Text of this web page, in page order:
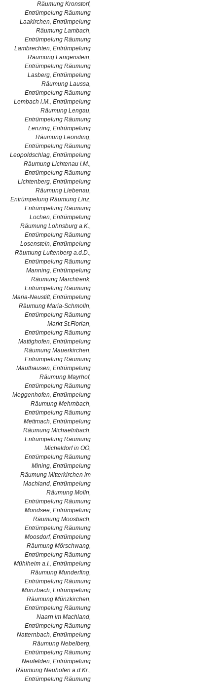
Räumung Kronstorf,
Entrümpelung Räumung
Laakirchen, Entrümpelung
Räumung Lambach,
Entrümpelung Räumung
Lambrechten, Entrümpelung
Räumung Langenstein,
Entrümpelung Räumung
Lasberg, Entrümpelung
Räumung Laussa,
Entrümpelung Räumung
Lembach i.M., Entrümpelung
Räumung Lengau,
Entrümpelung Räumung
Lenzing, Entrümpelung
Räumung Leonding,
Entrümpelung Räumung
Leopoldschlag, Entrümpelung
Räumung Lichtenau i.M.,
Entrümpelung Räumung
Lichtenberg, Entrümpelung
Räumung Liebenau,
Entrümpelung Räumung Linz,
Entrümpelung Räumung
Lochen, Entrümpelung
Räumung Lohnsburg a.K.,
Entrümpelung Räumung
Losenstein, Entrümpelung
Räumung Luftenberg a.d.D.,
Entrümpelung Räumung
Manning, Entrümpelung
Räumung Marchtrenk,
Entrümpelung Räumung
Maria-Neustift, Entrümpelung
Räumung Maria-Schmolln,
Entrümpelung Räumung
Markt St.Florian,
Entrümpelung Räumung
Mattighofen, Entrümpelung
Räumung Mauerkirchen,
Entrümpelung Räumung
Mauthausen, Entrümpelung
Räumung Mayrhof,
Entrümpelung Räumung
Meggenhofen, Entrümpelung
Räumung Mehrnbach,
Entrümpelung Räumung
Mettmach, Entrümpelung
Räumung Michaelnbach,
Entrümpelung Räumung
Micheldorf in OÖ,
Entrümpelung Räumung
Mining, Entrümpelung
Räumung Mitterkirchen im
Machland, Entrümpelung
Räumung Molln,
Entrümpelung Räumung
Mondsee, Entrümpelung
Räumung Moosbach,
Entrümpelung Räumung
Moosdorf, Entrümpelung
Räumung Mörschwang,
Entrümpelung Räumung
Mühlheim a.I., Entrümpelung
Räumung Munderfing,
Entrümpelung Räumung
Münzbach, Entrümpelung
Räumung Münzkirchen,
Entrümpelung Räumung
Naarn im Machland,
Entrümpelung Räumung
Natternbach, Entrümpelung
Räumung Nebelberg,
Entrümpelung Räumung
Neufelden, Entrümpelung
Räumung Neuhofen a.d.Kr.,
Entrümpelung Räumung